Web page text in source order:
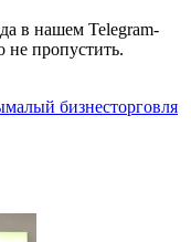
в нашем Telegram-
не пропустить.
малый бизнесторговля